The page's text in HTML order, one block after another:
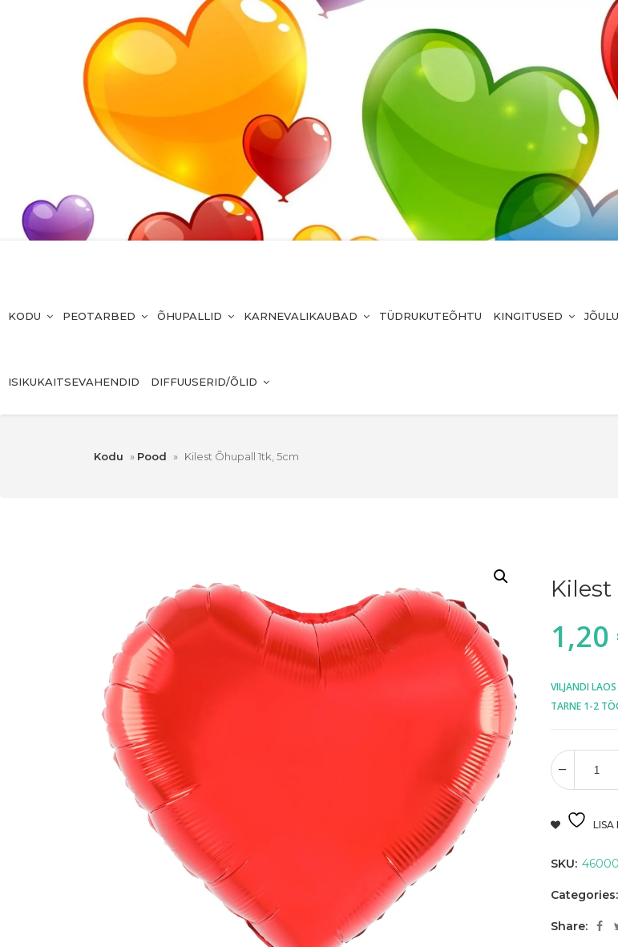
KODU PEOTARBED ÕHUPALLID KARNEVALIKAUBAD TÜDRUKUTEÕHTU KINGITUSED
ISIKUKAITSEVAHENDID DIFFUUSERID/ÕLID
Kodu » Pood » Kilest Õhupall 1tk, 5cm
1,20
VILJANDI LAOS
TARNE 1-2
LISA
SKU:
Categories:
Share: